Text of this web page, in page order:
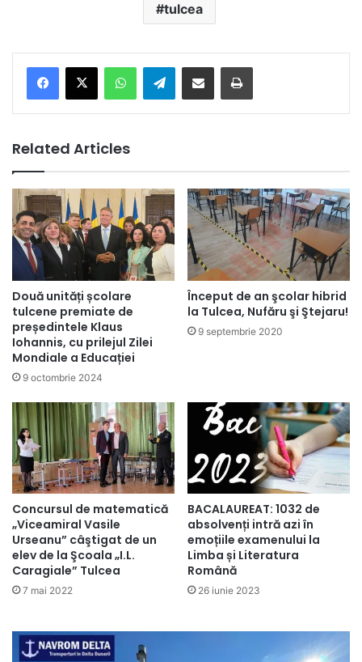
tulcea
Telegram
Related Articles
Două unități școlare
tulcene premiate de
președintele Klaus
Iohannis, cu prilejul Zilei
Mondiale a Educației
9 octombrie 2024
Început de an şcolar hibrid
la Tulcea, Nufăru şi Ştejaru!
9 septembrie 2020
Concursul de matematică
„Viceamiral Vasile
Urseanu” câştigat de un
elev de la Şcoala „I.L.
Caragiale” Tulcea
7 mai 2022
BACALAUREAT: 1032 de
absolvenți intră azi în
emoțiile examenului la
Limba și Literatura
Română
26 iunie 2023